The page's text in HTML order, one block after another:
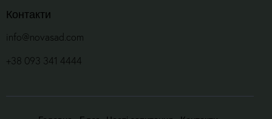
Контакти
info@novasad.com
+38 093 341 4444